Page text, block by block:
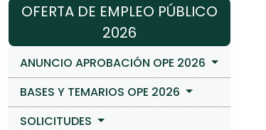
OFERTA DE EMPLEO PÚBLICO
2026
ANUNCIO APROBACIÓN OPE 2026
BASES Y TEMARIOS OPE 2026
SOLICITUDES